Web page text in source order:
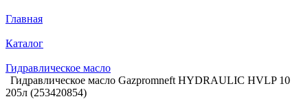
Главная
Каталог
Гидравлическое масло
Гидравлическое масло Gazpromneft HYDRAULIC HVLP 10
205л (253420854)